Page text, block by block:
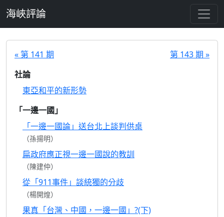
海峽評論
« 第 141 期
第 143 期 »
社論
東亞和平的新形勢
「一邊一國」
「一邊一國論」送台北上談判供桌
（孫揚明）
扁政府應正視一邊一國說的教訓
（陳建仲）
從「911事件」談統獨的分歧
（楊開煌）
果真「台灣、中國，一邊一國」?(下)